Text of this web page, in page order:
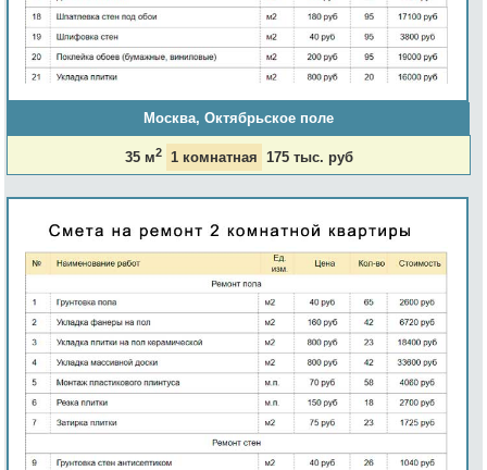
Москва, Октябрьское поле
35 м2 1 комнатная 175 тыс. руб